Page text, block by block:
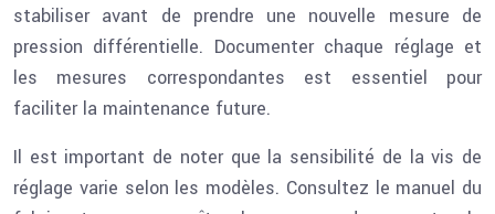
stabiliser avant de prendre une nouvelle mesure de
pression différentielle. Documenter chaque réglage et
les mesures correspondantes est essentiel pour
faciliter la maintenance future.
Il est important de noter que la sensibilité de la vis de
réglage varie selon les modèles. Consultez le manuel du